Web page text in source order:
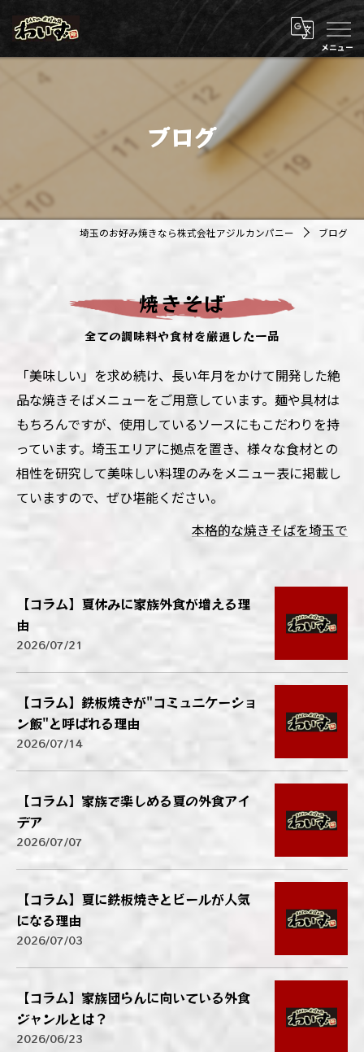
ブログ
埼玉のお好み焼きなら株式会社アジルカンパニー ブログ
焼きそば
全ての調味料や食材を厳選した一品
「美味しい」を求め続け、長い年月をかけて開発した絶
品な焼きそばメニューをご用意しています。麺や具材は
もちろんですが、使用しているソースにもこだわりを持
っています。埼玉エリアに拠点を置き、様々な食材との
相性を研究して美味しい料理のみをメニュー表に掲載し
ていますので、ぜひ堪能ください。
本格的な焼きそばを埼玉で
【コラム】夏休みに家族外食が増える理
由
2026/07/21
【コラム】鉄板焼きが"コミュニケーショ
ン飯"と呼ばれる理由
2026/07/14
【コラム】家族で楽しめる夏の外食アイ
デア
2026/07/07
【コラム】夏に鉄板焼きとビールが人気
になる理由
2026/07/03
【コラム】家族団らんに向いている外食
ジャンルとは？
2026/06/23